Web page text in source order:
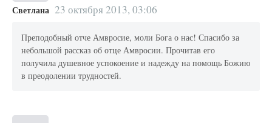
Светлана 23 октября 2013, 03:06
Преподобный отче Амвросие, моли Бога о нас! Спасибо за
небольшой рассказ об отце Амвросии. Прочитав его
получила душевное успокоение и надежду на помощь Божию
в преодолении трудностей.